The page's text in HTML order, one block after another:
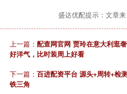
盛达优配提示：文章
上一篇： 配查网官网 贾玲在意大利逛
好洋气，比时装周上好看
下一篇： 百进配资平台 源头+周转+检
铁三角